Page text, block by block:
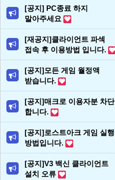
[공지] PC종료 하지
말아주세요
[재공지]클라이언트 파섹
접속 후 이용방법 입니다.
[공지]모든 게임 월정액
받습니다.
[공지]매크로 이용자분 차단
합니다.
[공지]로스트아크 게임 실행
방법입니다.
[공지]V3 백신 클라이언트
설치 오류